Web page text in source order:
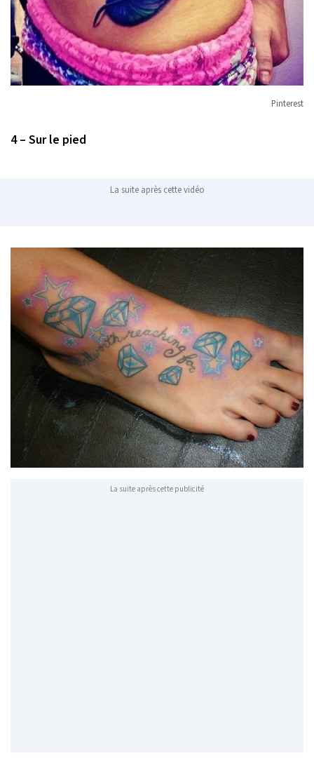
Pinterest
4 – Sur le pied
La suite après cette vidéo
La suite après cette publicité